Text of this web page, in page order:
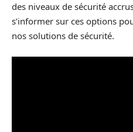
des niveaux de sécurité
s’informer sur ces options
nos solutions de sécurité.